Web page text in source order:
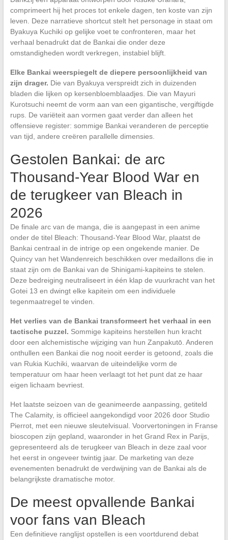
comprimeert hij het proces tot enkele dagen, ten koste van zijn
leven. Deze narratieve shortcut stelt het personage in staat om
Byakuya Kuchiki op gelijke voet te confronteren, maar het
verhaal benadrukt dat de Bankai die onder deze
omstandigheden wordt verkregen, instabiel blijft.
Elke Bankai weerspiegelt de diepere persoonlijkheid van
zijn drager. Die van Byakuya verspreidt zich in duizenden
bladen die lijken op kersenbloemblaadjes. Die van Mayuri
Kurotsuchi neemt de vorm aan van een gigantische, vergiftigde
rups. De variëteit aan vormen gaat verder dan alleen het
offensieve register: sommige Bankai veranderen de perceptie
van tijd, andere creëren parallelle dimensies.
Gestolen Bankai: de arc
Thousand-Year Blood War en
de terugkeer van Bleach in
2026
De finale arc van de manga, die is aangepast in een anime
onder de titel Bleach: Thousand-Year Blood War, plaatst de
Bankai centraal in de intrige op een ongekende manier. De
Quincy van het Wandenreich beschikken over medaillons die in
staat zijn om de Bankai van de Shinigami-kapiteins te stelen.
Deze bedreiging neutraliseert in één klap de vuurkracht van het
Gotei 13 en dwingt elke kapitein om een individuele
tegenmaatregel te vinden.
Het verlies van de Bankai transformeert het verhaal in een
tactische puzzel. Sommige kapiteins herstellen hun kracht
door een alchemistische wijziging van hun Zanpakutō. Anderen
onthullen een Bankai die nog nooit eerder is getoond, zoals die
van Rukia Kuchiki, waarvan de uiteindelijke vorm de
temperatuur om haar heen verlaagt tot het punt dat ze haar
eigen lichaam bevriest.
Het laatste seizoen van de geanimeerde aanpassing, getiteld
The Calamity, is officieel aangekondigd voor 2026 door Studio
Pierrot, met een nieuwe sleutelvisual. Voorvertoningen in Franse
bioscopen zijn gepland, waaronder in het Grand Rex in Parijs,
gepresenteerd als de terugkeer van Bleach in deze zaal voor
het eerst in ongeveer twintig jaar. De marketing van deze
evenementen benadrukt de verdwijning van de Bankai als de
belangrijkste dramatische motor.
De meest opvallende Bankai
voor fans van Bleach
Een definitieve ranglijst opstellen is een voortdurend debat